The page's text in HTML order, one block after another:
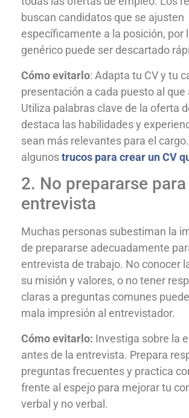
buscan candidatos que se ajusten
específicamente a la posición, por
genérico puede ser descartado
Cómo evitarlo: Adapta tu CV y tu
presentación a cada puesto al que
Utiliza palabras clave de la oferta
destaca las habilidades y
sean más relevantes para el
algunostrucos para crear un CV
2. No prepararse
entrevista
Muchas personas subestiman la
de prepararse adecuadamente
entrevista de trabajo. No conocer
su misión y valores, o no tener
claras a preguntas comunes
mala impresión al entrevistador.
Cómo evitarlo: Investiga sobre la
antes de la entrevista. Prepara
preguntas frecuentes y practica
frente al espejo para mejorar tu
verbal y no verbal.